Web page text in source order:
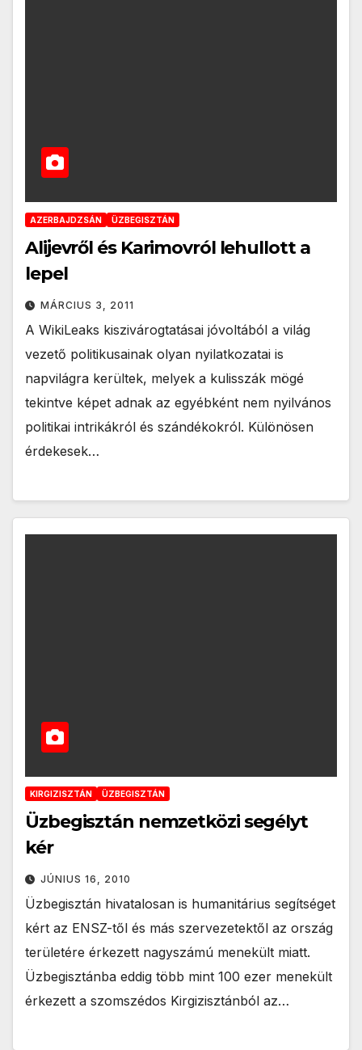
AZERBAJDZSÁN ÜZBEGISZTÁN
Alijevről és Karimovról lehullott a
lepel
MÁRCIUS 3, 2011
A WikiLeaks kiszivárogtatásai jóvoltából a világ
vezető politikusainak olyan nyilatkozatai is
napvilágra kerültek, melyek a kulisszák mögé
tekintve képet adnak az egyébként nem nyilvános
politikai intrikákról és szándékokról. Különösen
érdekesek…
KIRGIZISZTÁN ÜZBEGISZTÁN
Üzbegisztán nemzetközi segélyt
kér
JÚNIUS 16, 2010
Üzbegisztán hivatalosan is humanitárius segítséget
kért az ENSZ-től és más szervezetektől az ország
területére érkezett nagyszámú menekült miatt.
Üzbegisztánba eddig több mint 100 ezer menekült
érkezett a szomszédos Kirgizisztánból az…